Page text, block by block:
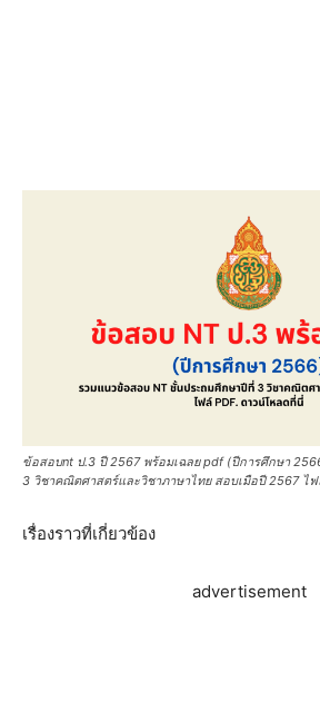
ข้อสอบnt ป.3 ปี 2567 พร้อมเฉลย pdf (ปีการศึกษา
3 วิชาคณิตศาสตร์และวิชาภาษาไทย สอบเมือปี 2567 ไ
เรื่องราวที่เกี่ยวข้อง
advertisement